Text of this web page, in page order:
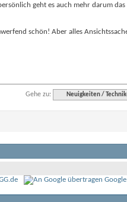
geht es auch mehr darum
schön! Aber alles
Gehe zu: Neuigkeiten /
Google